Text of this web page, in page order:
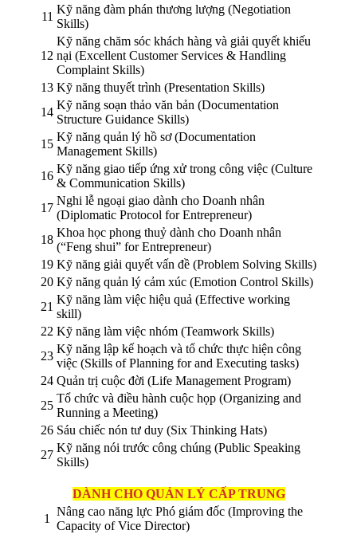
11
Kỹ năng đàm phán thương lượng (Negotiation
Skills)
12
Kỹ năng chăm sóc khách hàng và giải quyết khiếu
nại (Excellent Customer Services & Handling
Complaint Skills)
13 Kỹ năng thuyết trình (Presentation Skills)
14
Kỹ năng soạn thảo văn bản (Documentation
Structure Guidance Skills)
15
Kỹ năng quản lý hồ sơ (Documentation
Management Skills)
16
Kỹ năng giao tiếp ứng xử trong công việc (Culture
& Communication Skills)
17
Nghi lễ ngoại giao dành cho Doanh nhân
(Diplomatic Protocol for Entrepreneur)
18
Khoa học phong thuỷ dành cho Doanh nhân
(“Feng shui” for Entrepreneur)
19 Kỹ năng giải quyết vấn đề (Problem Solving Skills)
20 Kỹ năng quản lý cảm xúc (Emotion Control Skills)
21
Kỹ năng làm việc hiệu quả (Effective working
skill)
22 Kỹ năng làm việc nhóm (Teamwork Skills)
23
Kỹ năng lập kế hoạch và tổ chức thực hiện công
việc (Skills of Planning for and Executing tasks)
24 Quản trị cuộc đời (Life Management Program)
25
Tổ chức và điều hành cuộc họp (Organizing and
Running a Meeting)
26 Sáu chiếc nón tư duy (Six Thinking Hats)
27
Kỹ năng nói trước công chúng (Public Speaking
Skills)
DÀNH CHO QUẢN LÝ CẤP TRUNG
1
Nâng cao năng lực Phó giám đốc (Improving the
Capacity of Vice Director)